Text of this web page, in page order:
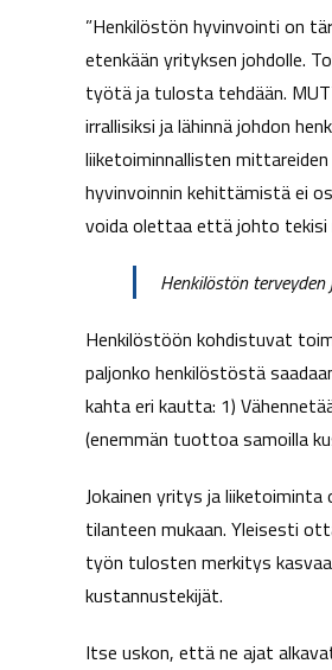
”Henkilöstön hyvinvointi on
etenkään yrityksen johdolle.
työtä ja tulosta tehdään.
irrallisiksi ja lähinnä johdon
liiketoiminnallisten
hyvinvoinnin kehittämistä ei
voida olettaa että johto tekisi
Henkilöstön
Henkilöstöön kohdistuvat
paljonko henkilöstöstä
kahta eri kautta: 1)
(enemmän tuottoa samoilla
Jokainen yritys ja
tilanteen mukaan. Yleisesti
työn tulosten merkitys
kustannustekijät.
Itse uskon, että ne ajat